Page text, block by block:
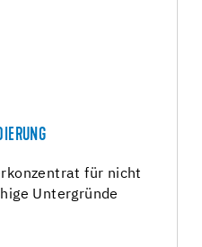
für nicht
Untergründe